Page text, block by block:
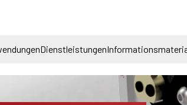
Dienstleistungen